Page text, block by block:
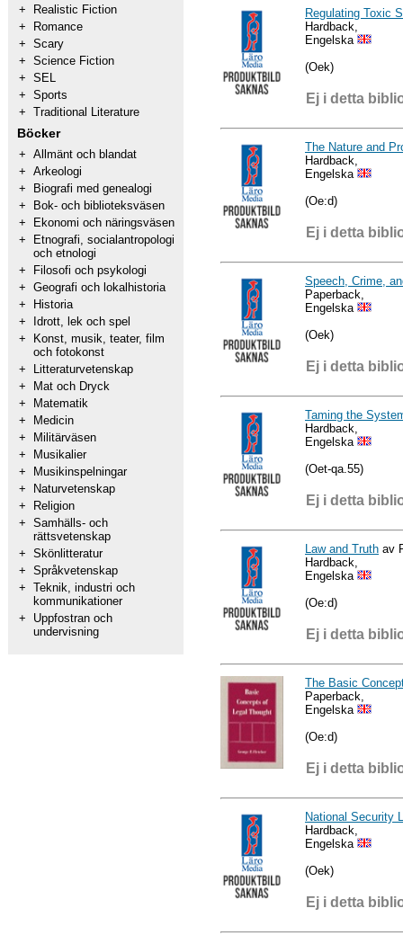
+
Realistic Fiction
+
Romance
+ Scary
+ Science Fiction
+ SEL
+ Sports
+ Traditional Literature
Böcker
+ Allmänt och blandat
+ Arkeologi
+
Biografi med genealogi
+
Bok- och biblioteksväsen
+
Ekonomi och näringsväsen
+
Etnografi, socialantropologi
och etnologi
+
Filosofi och psykologi
+ Geografi och lokalhistoria
+
Historia
+
Idrott, lek och spel
+
Konst, musik, teater, film
och fotokonst
+
Litteraturvetenskap
+
Mat och Dryck
+
Matematik
+
Medicin
+
Militärväsen
+
Musikalier
+
Musikinspelningar
+
Naturvetenskap
+
Religion
+ Samhälls- och
rättsvetenskap
+ Skönlitteratur
+ Språkvetenskap
+ Teknik, industri och
kommunikationer
+
Uppfostran och
undervisning
Regulating Toxic
Hardback,
Engelska
(Oek)
Ej i detta
The Nature and
Hardback,
Engelska
(Oe:d)
Ej i detta
Speech, Crime,
Paperback,
Engelska
(Oek)
Ej i detta
Taming the
Hardback,
Engelska
(Oet-qa.55)
Ej i detta
Law and Truth av
Hardback,
Engelska
(Oe:d)
Ej i detta
The Basic
Paperback,
Engelska
(Oe:d)
Ej i detta
National Security
Hardback,
Engelska
(Oek)
Ej i detta